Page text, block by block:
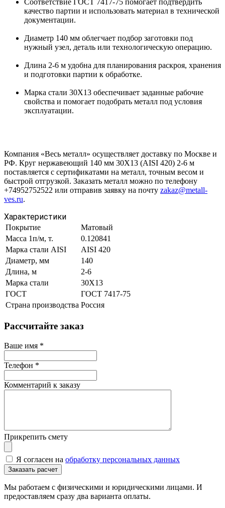
Соответствие ГОСТ 7417-75 помогает подтвердить
качество партии и использовать материал в технической
документации.
Диаметр 140 мм облегчает подбор заготовки под
нужный узел, деталь или технологическую операцию.
Длина 2-6 м удобна для планирования раскроя, хранения
и подготовки партии к обработке.
Марка стали 30Х13 обеспечивает заданные рабочие
свойства и помогает подобрать металл под условия
эксплуатации.
Компания «Весь металл» осуществляет доставку по Москве и
РФ. Круг нержавеющий 140 мм 30Х13 (AISI 420) 2-6 м
поставляется с сертификатами на металл, точным весом и
быстрой отгрузкой. Заказать металл можно по телефону
+74952752522 или отправив заявку на почту zakaz@metall-
ves.ru.
Характеристики
Покрытие
Матовый
Масса 1п/м, т.
0.120841
Марка стали AISI
AISI 420
Диаметр, мм
140
Длина, м
2-6
Марка стали
30Х13
ГОСТ
ГОСТ 7417-75
Страна производства Россия
Рассчитайте заказ
Ваше имя *
Телефон *
Комментарий к заказу
Прикрепить смету
Я согласен на обработку персональных данных
Мы работаем с физическими и юридическими лицами. И
предоставляем сразу два варианта оплаты.